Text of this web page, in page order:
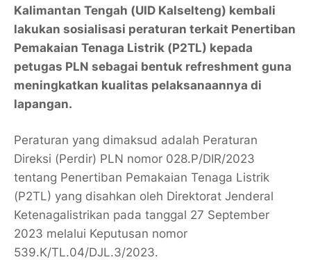
Kalimantan Tengah (UID Kalselteng) kembali
lakukan sosialisasi peraturan terkait Penertiban
Pemakaian Tenaga Listrik (P2TL) kepada
petugas PLN sebagai bentuk refreshment guna
meningkatkan kualitas pelaksanaannya di
lapangan.
Peraturan yang dimaksud adalah Peraturan
Direksi (Perdir) PLN nomor 028.P/DIR/2023
tentang Penertiban Pemakaian Tenaga Listrik
(P2TL) yang disahkan oleh Direktorat Jenderal
Ketenagalistrikan pada tanggal 27 September
2023 melalui Keputusan nomor
539.K/TL.04/DJL.3/2023.